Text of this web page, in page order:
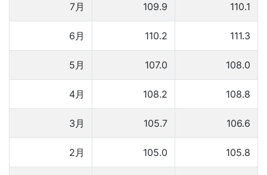
7月 109.9 110.1
6月 110.2 111.3
5月 107.0 108.0
4月 108.2 108.8
3月 105.7 106.6
2月 105.0 105.8